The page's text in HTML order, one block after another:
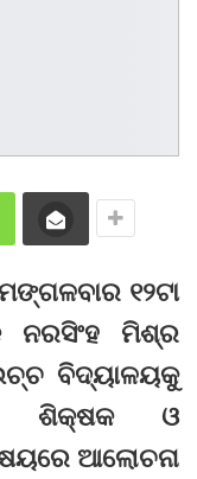
୧୨ଟା
ନରସିଂହ ମିଶ୍ର
ବିଦ୍ୟାଳୟକୁ
ଶିକ୍ଷକ ଓ
ଆଲୋଚନା